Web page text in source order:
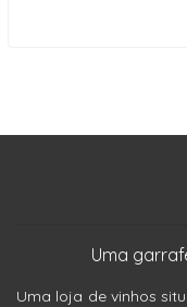
Uma
Uma loja de vinhos